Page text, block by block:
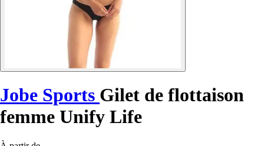
Jobe Sports Gilet de flottaison
femme Unify Life